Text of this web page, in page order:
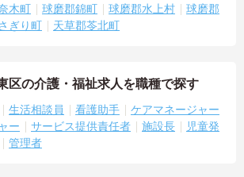
木町 球磨郡錦町 球磨郡水上村
球磨郡
ぎり町 天草郡苓北町
区の介護・福祉求人を職種で探す
生活相談員 看護助手
ケアマネージャー
ー
サービス提供責任者 施設長
児童発
管理者